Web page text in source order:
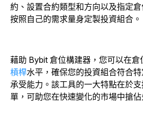
約、設置合約類型和方向以及指定
按照自己的需求量身定製投資組合。
藉助 Bybit 倉位構建器，您可以在倉
槓桿水平，確保您的投資組合符合
承受能力。該工具的一大特點在於
單，可助您在快速變化的市場中搶佔